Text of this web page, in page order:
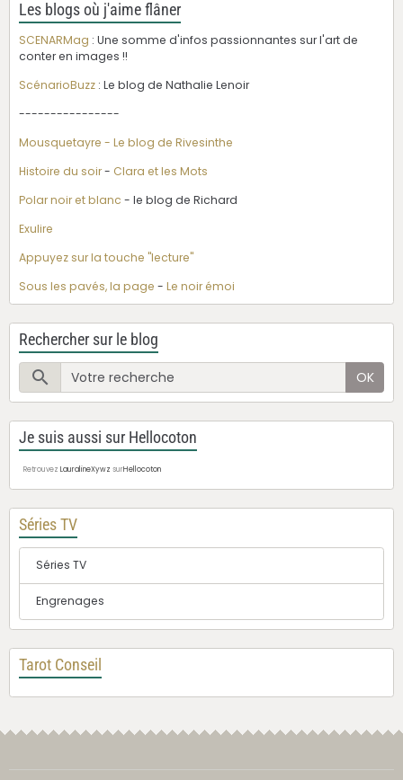
Les blogs où j'aime flâner
SCENARMag : Une somme d'infos passionnantes sur l'art de
conter en images !!
ScénarioBuzz : Le blog de Nathalie Lenoir
----------------
Mousquetayre - Le blog de Rivesinthe
Histoire du soir- Clara et les Mots
Polar noir et blanc - le blog de Richard
Exulire
Appuyez sur la touche "lecture"
Sous les pavés, la page - Le noir émoi
Rechercher sur le blog
OK
Je suis aussi sur Hellocoton
Retrouvez LauralineXywz surHellocoton
Séries TV
Séries TV
Engrenages
Tarot Conseil